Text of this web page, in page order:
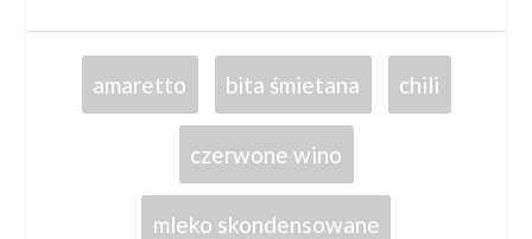
amaretto bita śmietana chili
czerwone wino
mleko skondensowane